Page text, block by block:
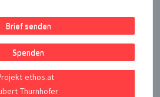
Brief senden
Spenden
ethos.at
Thurnhofer